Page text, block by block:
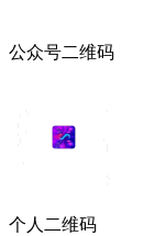
公众号二维码
个人二维码